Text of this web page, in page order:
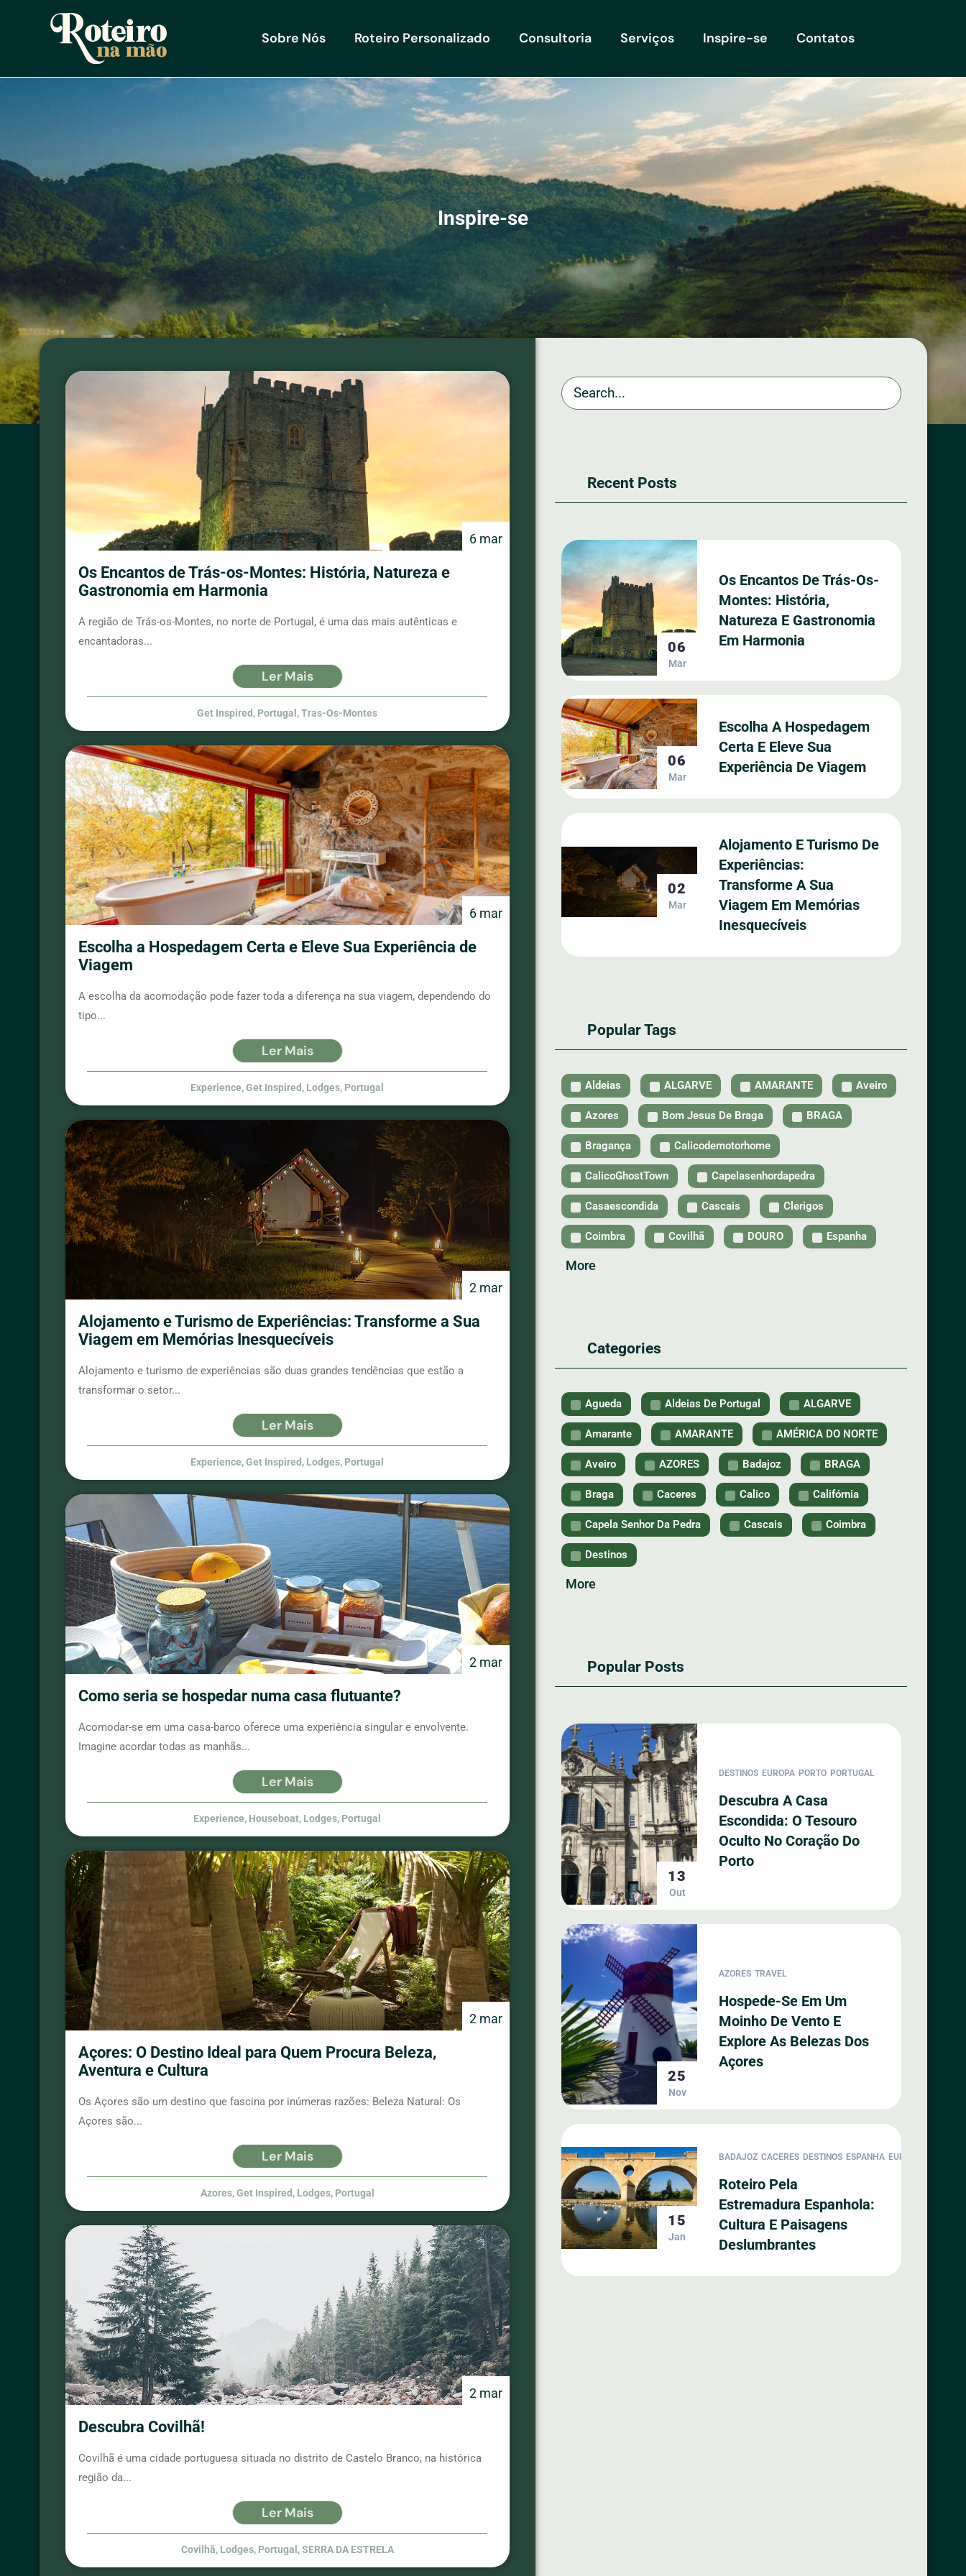
Sobre Nós Roteiro Personalizado Consultoria Serviços Inspire-se Contatos
Inspire-se
6 mar
Os Encantos de Trás-os-Montes: História, Natureza e
Gastronomia em Harmonia
A região de Trás-os-Montes, no norte de Portugal, é uma das mais autênticas e
encantadoras...
Ler Mais
Get Inspired , Portugal ,Tras-Os-Montes
6 mar
Escolha a Hospedagem Certa e Eleve Sua Experiência de
Viagem
A escolha da acomodação pode fazer toda a diferença na sua viagem, dependendo do
tipo...
Ler Mais
Experience,Get Inspired , Lodges, Portugal
2 mar
Alojamento e Turismo de Experiências: Transforme a Sua
Viagem em Memórias Inesquecíveis
Alojamento e turismo de experiências são duas grandes tendências que estão a
transformar o setor...
Ler Mais
Experience,Get Inspired , Lodges, Portugal
2 mar
Como seria se hospedar numa casa flutuante?
Acomodar-se em uma casa-barco oferece uma experiência singular e envolvente.
Imagine acordar todas as manhãs...
Ler Mais
Experience, Houseboat, Lodges, Portugal
2 mar
Açores: O Destino Ideal para Quem Procura Beleza,
Aventura e Cultura
Os Açores são um destino que fascina por inúmeras razões: Beleza Natural: Os
Açores são...
Ler Mais
Azores,Get Inspired , Lodges, Portugal
2 mar
Descubra Covilhã!
Covilhã é uma cidade portuguesa situada no distrito de Castelo Branco, na histórica
região da...
Ler Mais
Covilhã, Lodges, Portugal ,SERRA DA ESTRELA
Recent Posts
06
Mar
Os Encantos De Trás-Os-
Montes: História,
Natureza E Gastronomia
Em Harmonia
06
Mar
Escolha A Hospedagem
Certa E Eleve Sua
Experiência De Viagem
02
Mar
Alojamento E Turismo De
Experiências:
Transforme A Sua
Viagem Em Memórias
Inesquecíveis
Popular Tags
Aldeias ALGARVE AMARANTE Aveiro
Azores Bom Jesus De Braga BRAGA
Bragança Calicodemotorhome
CalicoGhostTown Capelasenhordapedra
Casaescondida Cascais Clerigos
Coimbra Covilhã DOURO Espanha
More
Categories
Agueda Aldeias De Portugal ALGARVE
Amarante AMARANTE AMÉRICA DO NORTE
Aveiro AZORES Badajoz BRAGA
Braga Caceres Calico Califórnia
Capela Senhor Da Pedra Cascais Coimbra
Destinos
More
Popular Posts
13
Out
DESTINOS EUROPA PORTO PORTUGAL
Descubra A Casa
Escondida: O Tesouro
Oculto No Coração Do
Porto
25
Nov
AZORES TRAVEL
Hospede-Se Em Um
Moinho De Vento E
Explore As Belezas Dos
Açores
15
Jan
BADAJOZ CACERES DESTINOS ESPANHA EUROPA
Roteiro Pela
Estremadura Espanhola:
Cultura E Paisagens
Deslumbrantes